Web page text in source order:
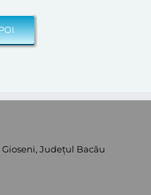
Gioseni, Județul Bacău